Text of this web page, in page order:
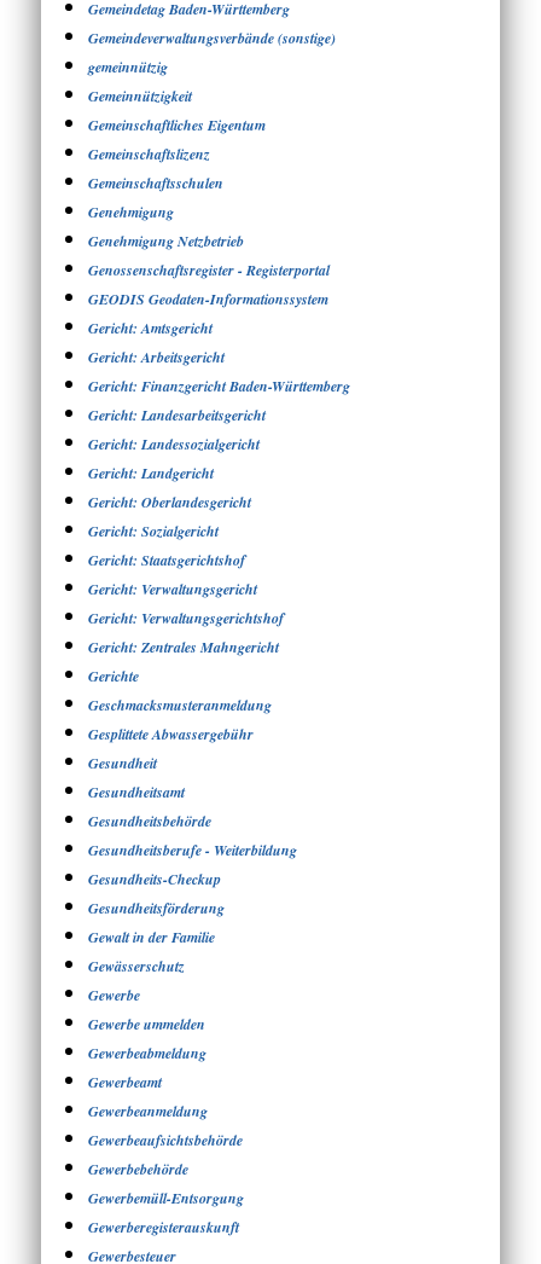
Gemeindetag Baden-Württemberg
Gemeindeverwaltungsverbände (sonstige)
gemeinnützig
Gemeinnützigkeit
Gemeinschaftliches Eigentum
Gemeinschaftslizenz
Gemeinschaftsschulen
Genehmigung
Genehmigung Netzbetrieb
Genossenschaftsregister - Registerportal
GEODIS Geodaten-Informationssystem
Gericht: Amtsgericht
Gericht: Arbeitsgericht
Gericht: Finanzgericht Baden-Württemberg
Gericht: Landesarbeitsgericht
Gericht: Landessozialgericht
Gericht: Landgericht
Gericht: Oberlandesgericht
Gericht: Sozialgericht
Gericht: Staatsgerichtshof
Gericht: Verwaltungsgericht
Gericht: Verwaltungsgerichtshof
Gericht: Zentrales Mahngericht
Gerichte
Geschmacksmusteranmeldung
Gesplittete Abwassergebühr
Gesundheit
Gesundheitsamt
Gesundheitsbehörde
Gesundheitsberufe - Weiterbildung
Gesundheits-Checkup
Gesundheitsförderung
Gewalt in der Familie
Gewässerschutz
Gewerbe
Gewerbe ummelden
Gewerbeabmeldung
Gewerbeamt
Gewerbeanmeldung
Gewerbeaufsichtsbehörde
Gewerbebehörde
Gewerbemüll-Entsorgung
Gewerberegisterauskunft
Gewerbesteuer